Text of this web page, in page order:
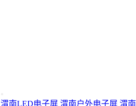
渭南LED电子屏 渭南户外电子屏 渭南